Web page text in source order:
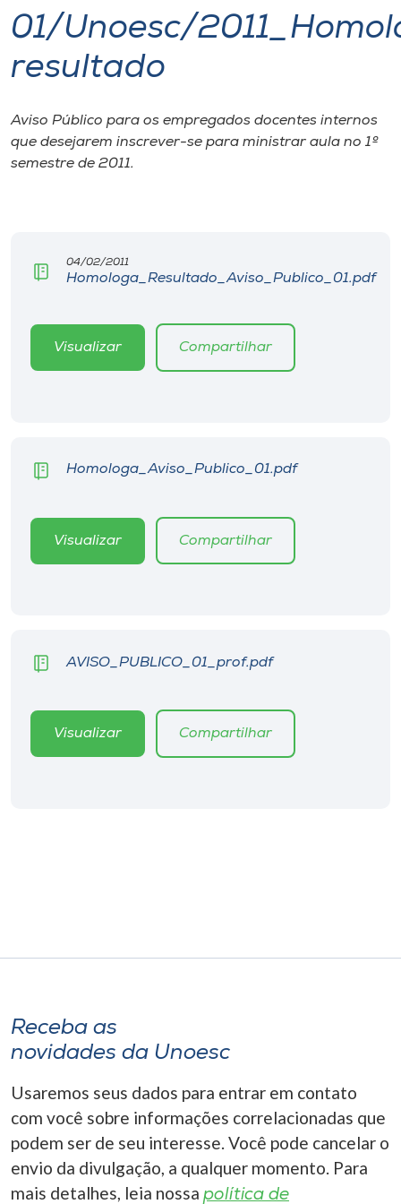
I.nova
Cultura
Unoesc
01/Unoesc/
resultado
Aviso Público para os empregados docentes internos
que desejarem inscrever-se para ministrar aula no 1º
semestre de 2011.
04/02/2011
Homologa_Resultado_Aviso_Publico_01.pdf
Visualizar Compartilhar
Homologa_Aviso_Publico_01.pdf
Visualizar Compartilhar
AVISO_PUBLICO_01_prof.pdf
Visualizar Compartilhar
Receba as
novidades da Unoesc
Usaremos seus dados para entrar em contato
com você sobre informações correlacionadas que
podem ser de seu interesse. Você pode cancelar o
envio da divulgação, a qualquer momento. Para
mais detalhes, leia nossa política de